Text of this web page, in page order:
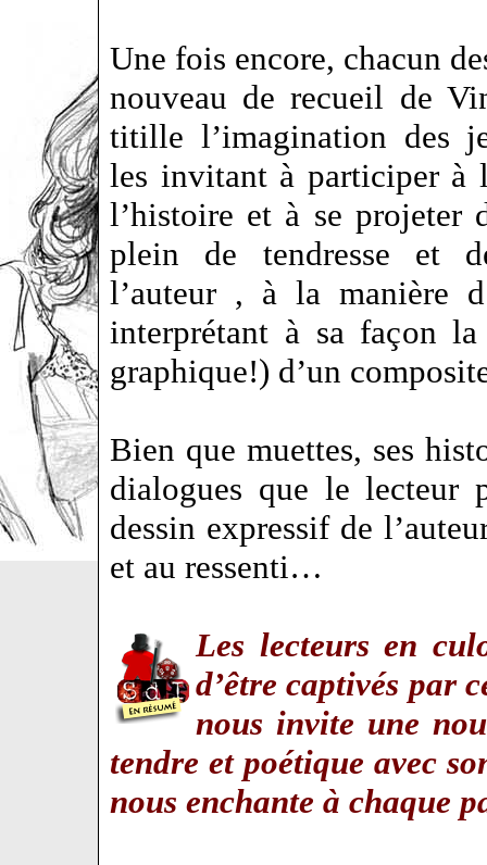
Une fois encore, chacun
nouveau de recueil de
titille l’imagination des
les invitant à participer à
l’histoire et à se projeter
plein de tendresse et
l’auteur , à la manière
interprétant à sa façon
graphique!) d’un
Bien que muettes, ses
dialogues que le lecteur
dessin expressif de
et au ressenti…
Les lecteurs en
d’être captivés par
nous invite une
tendre et poétique avec
nous enchante à chaque